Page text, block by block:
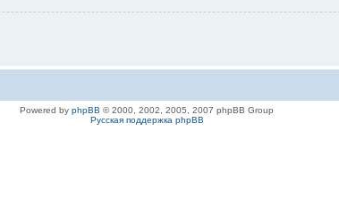
Powered by phpBB © 2000, 2002, 2005, 2007 phpBB Group
Русская поддержка phpBB